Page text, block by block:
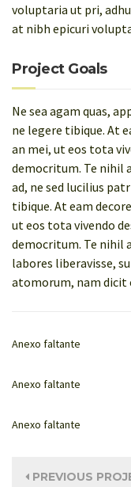
voluptaria ut pri,
at nibh epicuri
Project Goals
Ne sea agam quas,
ne legere tibique. At
an mei, ut eos tota
democritum. Te nihil
ad, ne sed lucilius
tibique. At eam
ut eos tota vivendo
democritum. Te nihil
labores liberavisse,
atomorum, nam dicit
Anexo faltante
Anexo faltante
Anexo faltante
PREVIOUS